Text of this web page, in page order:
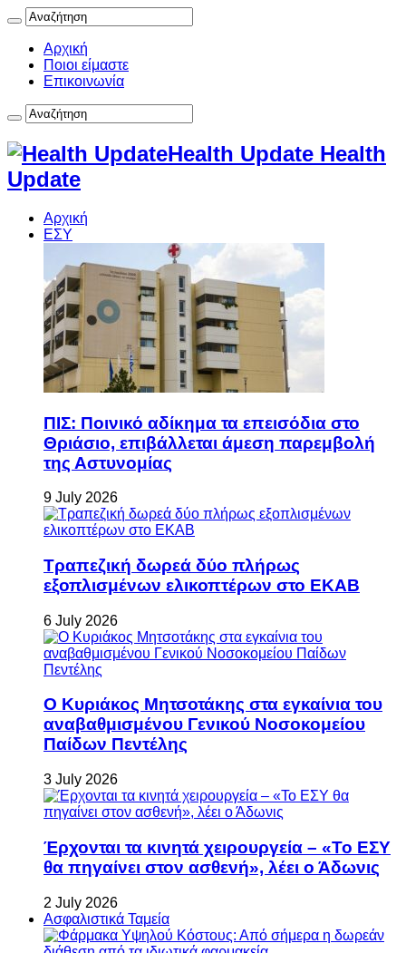
Αρχική
Ποιοι είμαστε
Επικοινωνία
Health Update Health
Update
Αρχική
ΕΣΥ
ΠΙΣ: Ποινικό αδίκημα τα επεισόδια στο
Θριάσιο, επιβάλλεται άμεση παρεμβολή
της Αστυνομίας
9 July 2026
Τραπεζική δωρεά δύο πλήρως
εξοπλισμένων ελικοπτέρων στο ΕΚΑΒ
6 July 2026
Ο Κυριάκος Μητσοτάκης στα εγκαίνια του
αναβαθμισμένου Γενικού Νοσοκομείου
Παίδων Πεντέλης
3 July 2026
Έρχονται τα κινητά χειρουργεία – «Το ΕΣΥ
θα πηγαίνει στον ασθενή», λέει ο Άδωνις
2 July 2026
Ασφαλιστικά Ταμεία